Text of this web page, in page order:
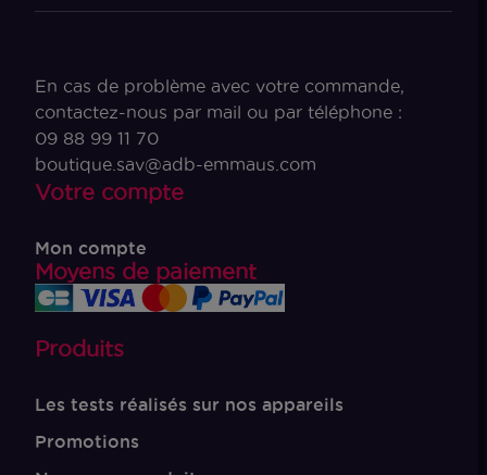
En cas de problème avec votre commande,
contactez-nous par mail ou par téléphone :
09 88 99 11 70
boutique.sav@adb-emmaus.com
Votre compte
Mon compte
Moyens de paiement
Produits
Les tests réalisés sur nos appareils
Promotions